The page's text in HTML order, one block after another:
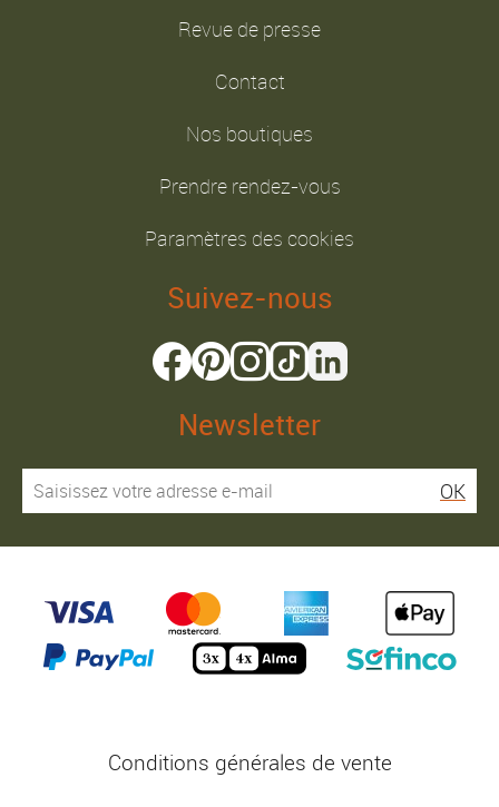
Revue de presse
Contact
Nos boutiques
Prendre rendez-vous
Paramètres des cookies
Suivez-nous
Newsletter
OK
Conditions générales de vente